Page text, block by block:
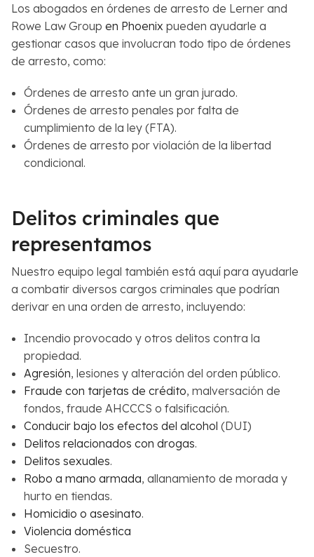
Los abogados en órdenes de arresto de Lerner and
Rowe Law Group en Phoenix pueden ayudarle a
gestionar casos que involucran todo tipo de órdenes
de arresto, como:
Órdenes de arresto ante un gran jurado.
Órdenes de arresto penales por falta de
cumplimiento de la ley (FTA).
Órdenes de arresto por violación de la libertad
condicional.
Delitos criminales que
representamos
Nuestro equipo legal también está aquí para ayudarle
a combatir diversos cargos criminales que podrían
derivar en una orden de arresto, incluyendo:
Incendio provocado y otros delitos contra la
propiedad.
Agresión, lesiones y alteración del orden público.
Fraude con tarjetas de crédito, malversación de
fondos, fraude AHCCCS o falsificación.
Conducir bajo los efectos del alcohol (DUI)
Delitos relacionados con drogas.
Delitos sexuales.
Robo a mano armada, allanamiento de morada y
hurto en tiendas.
Homicidio o asesinato.
Violencia doméstica
Secuestro.